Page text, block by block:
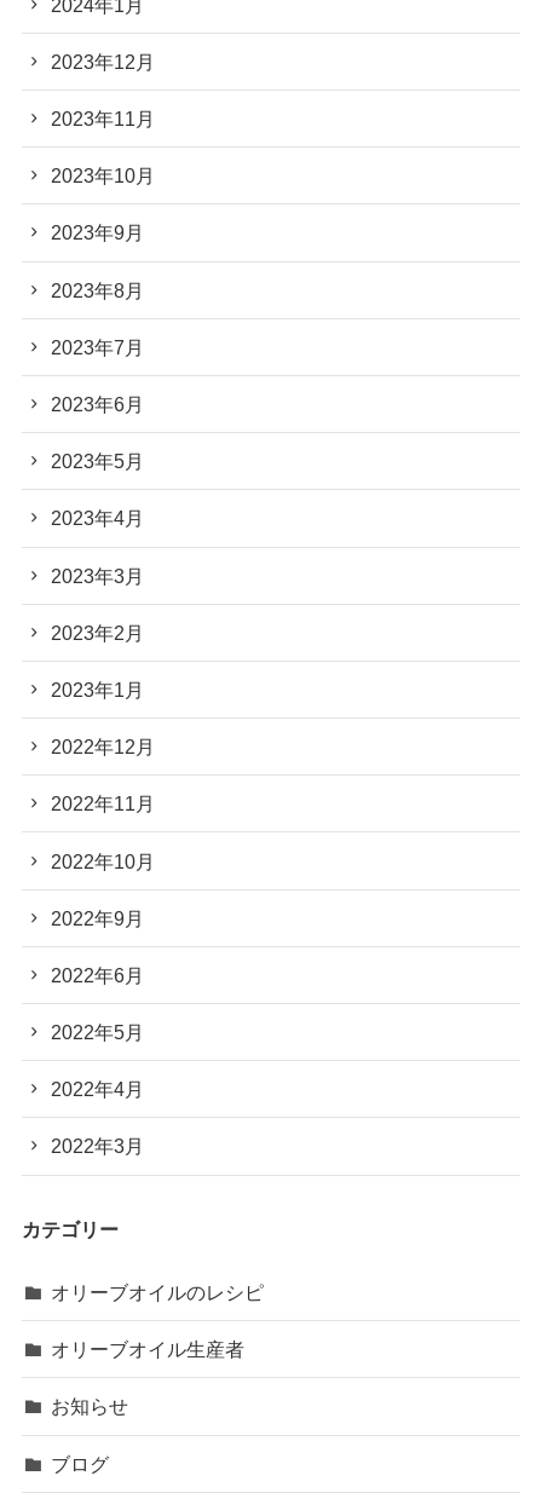
2024年1月
2023年12月
2023年11月
2023年10月
2023年9月
2023年8月
2023年7月
2023年6月
2023年5月
2023年4月
2023年3月
2023年2月
2023年1月
2022年12月
2022年11月
2022年10月
2022年9月
2022年6月
2022年5月
2022年4月
2022年3月
カテゴリー
オリーブオイルのレシピ
オリーブオイル生産者
お知らせ
ブログ